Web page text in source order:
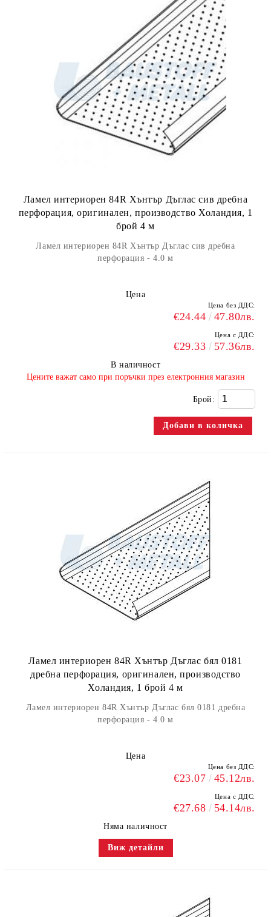
Ламел интериорен 84R Хънтър Дъглас сив дребна
перфорация, оригинален, производство Холандия, 1
брой 4 м
Ламел интериорен 84R Хънтър Дъглас сив дребна
перфорация - 4.0 м
Цена
Цена без ДДС:
€24.44 47.80лв.
Цена с ДДС:
€29.33 57.36лв.
В наличност
​Цените важат само при поръчки през електронния магазин
Брой:
Ламел интериорен 84R Хънтър Дъглас бял 0181
дребна перфорация, оригинален, производство
Холандия, 1 брой 4 м
Ламел интериорен 84R Хънтър Дъглас бял 0181 дребна
перфорация - 4.0 м
Цена
Цена без ДДС:
€23.07 45.12лв.
Цена с ДДС:
€27.68 54.14лв.
Няма наличност
Виж детайли